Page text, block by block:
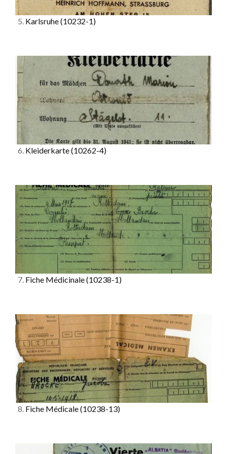
5. Karlsruhe(10232-1)
6. Kleiderkarte(10262-4)
7. Fiche Médicinale(10238-1)
8. Fiche Médicale(10238-13)